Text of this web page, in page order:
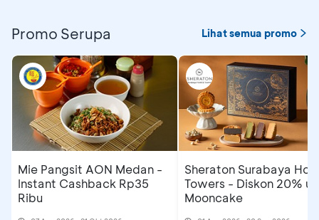
Promo Serupa Lihat semua promo
Mie Pangsit AON Medan -
Instant Cashback Rp35
Ribu
Sheraton Surabaya
Towers - Diskon 20%
Mooncake